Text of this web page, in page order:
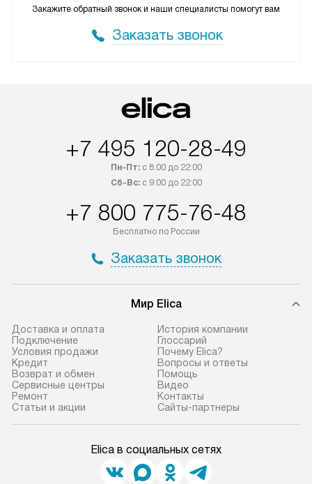
Закажите обратный звонок и наши специалисты помогут вам
Заказать звонок
+7 495 120-28-49
Пн-Пт:с 8:00 до 22:00
Сб-Вс:с 9:00 до 22:00
+7 800 775-76-48
Бесплатно по России
Заказать звонок
Мир Elica
Доставка и оплата
Подключение
Условия продажи
Кредит
Возврат и обмен
Сервисные центры
Ремонт
Статьи и акции
История компании
Глоссарий
Почему Elica?
Вопросы и ответы
Помощь
Видео
Контакты
Сайты-партнеры
Elica в социальных сетях